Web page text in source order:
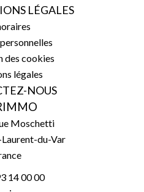
LÉGALES
des cookies
légales
NOUS
Moschetti
du-Var
14 00 00